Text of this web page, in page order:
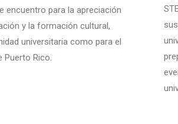
encuentro para la apreciación
y la formación cultural,
universitaria como para el
Rico.